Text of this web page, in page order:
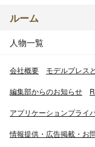
ルーム
人物一覧
会社概要 モデルプレス
編集部からのお知らせ
アプリケーションプライ
情報提供・広告掲載・お